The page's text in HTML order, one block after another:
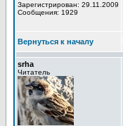
Зарегистрирован: 29.11.2009
Сообщения: 1929
Вернуться к началу
srha
Читатель